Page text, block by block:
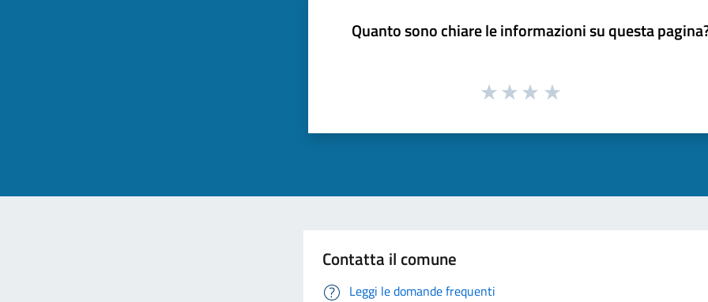
Quanto sono chiare le informazioni su questa
Contatta il comune
Leggi le domande frequenti